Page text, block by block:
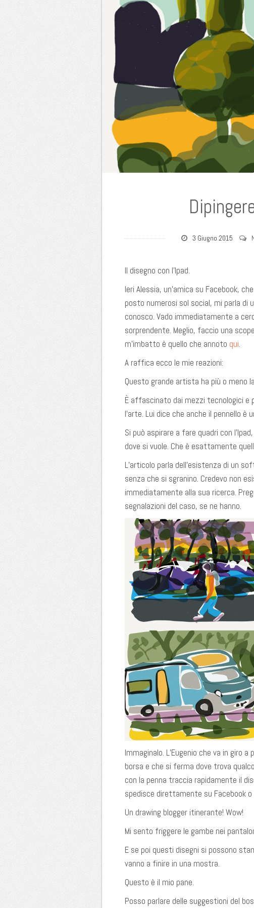
3 Giugno 2015
Il disegno con l’Ipad.
Ieri Alessia, un’amica su Facebook,
posto numerosi sol social, mi parla di
conosco. Vado immediatamente a
sorprendente. Meglio, faccio una
m’imbatto è quello che annoto qui.
A raffica ecco le mie reazioni:
Questo grande artista ha più o meno
È affascinato dai mezzi tecnologici e
l’arte. Lui dice che anche il pennello è
Si può aspirare a fare quadri con
dove si vuole. Che è esattamente
L’articolo parla dell’esistenza di un
senza che si sgranino. Credevo non
immediatamente alla sua ricerca.
segnalazioni del caso, se ne hanno.
Immaginalo. L’Eugenio che va in giro
borsa e che si ferma dove trova
con la penna traccia rapidamente il
spedisce direttamente su Facebook
Un drawing blogger itinerante! Wow!
Mi sento friggere le gambe nei
E se poi questi disegni si possono
vanno a finire in una mostra.
Questo è il mio pane.
Posso parlare delle suggestioni del